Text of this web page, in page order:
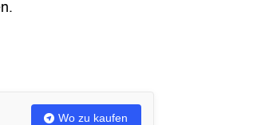
Wo zu kaufen